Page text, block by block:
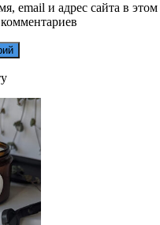
email и адрес сайта в этом